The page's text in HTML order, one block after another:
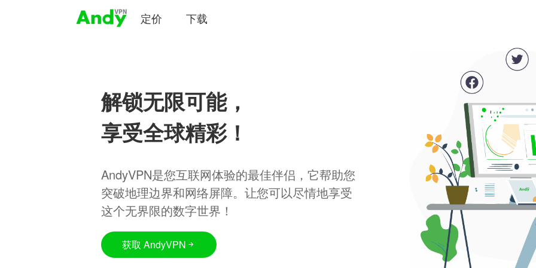
定价 下载
解锁无限可能，
享受全球精彩！
AndyVPN是您互联网体验的最佳伴侣，它帮助您
突破地理边界和网络屏障。让您可以尽情地享受
这个无界限的数字世界！
获取 AndyVPN